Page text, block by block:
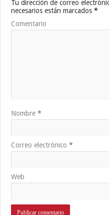
Tu dirección de correo
necesarios están marcados*
Comentario
Nombre*
Correo electrónico*
Web